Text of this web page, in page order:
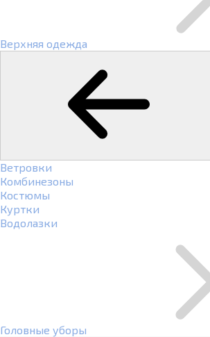
Верхняя одежда
Ветровки
Комбинезоны
Костюмы
Куртки
Водолазки
Головные уборы